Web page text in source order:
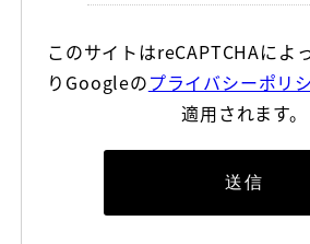
このサイトはreCAPTCHAによ
りGoogleのプライバシーポリ
適用されます。